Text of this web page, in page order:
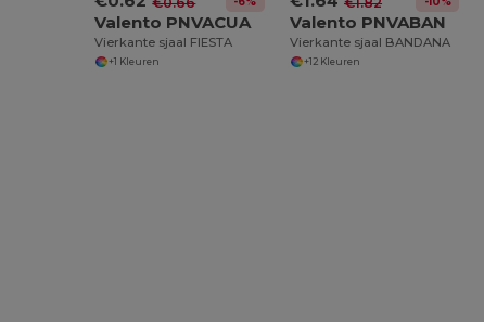
Valento PNVACUA
Vierkante sjaal FIESTA
+1 Kleuren
Valento PNVABAN
Vierkante sjaal BANDANA
+12 Kleuren